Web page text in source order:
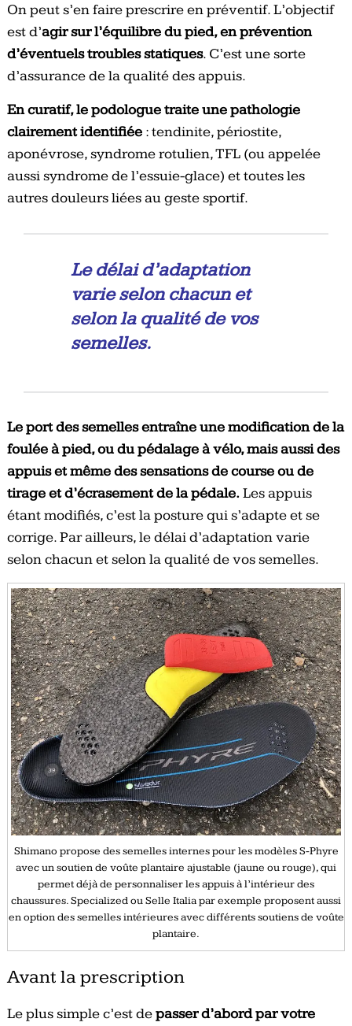
On peut s’en faire prescrire en préventif. L’objectif
est d’agir surl’équilibre du pied, en prévention
d’éventuels troubles statiques. C’est une sorte
d’assurance de la qualité des appuis.
En curatif, le podologue traite une pathologie
clairement identifiée: tendinite, périostite,
aponévrose, syndrome rotulien, TFL (ou appelée
aussi syndrome de l’essuie-glace) et toutes les
autres douleurs liées au geste sportif.
Le délai d’adaptation
varie selon chacun et
selon la qualité de vos
semelles.
Le port des semelles entraîne une modification de la
foulée à pied, ou du pédalage à vélo, mais aussi des
appuis et même des sensations de course ou de
tirage et d’écrasement de la pédale.Les appuis
étant modifiés, c’est la posture qui s’adapte et se
corrige. Par ailleurs, le délai d’adaptation varie
selon chacun et selon la qualité de vos semelles.
Shimano propose des semelles internes pour les modèles S-Phyre
avec un soutien de voûte plantaire ajustable (jaune ou rouge), qui
permet déjà de personnaliser les appuis à l’intérieur des
chaussures. Specialized ou Selle Italia par exemple proposent aussi
en option des semelles intérieures avec différents soutiens de voûte
plantaire.
Avant la prescription
Le plus simple c’est depasser d’abord par votre